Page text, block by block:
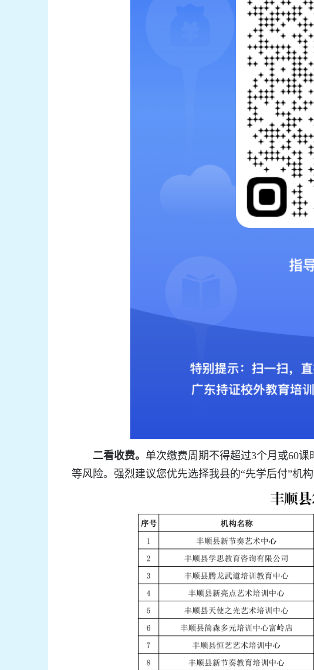
二看收费。 单次缴费周期不得超过3个月或60课
等风险。强烈建议您优先选择我县的“先学后付”机构